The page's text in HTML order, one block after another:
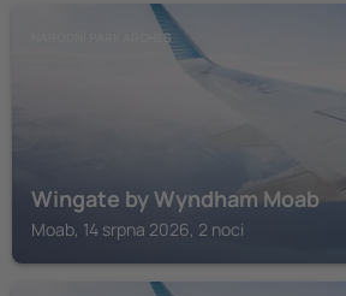
NÁRODNÍ PARK ARCHES
Wingate by Wyndham Moab
Moab, 14 srpna 2026, 2 noci